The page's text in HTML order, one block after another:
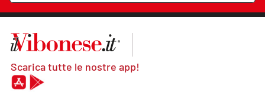
Scarica tutte le nostre app!